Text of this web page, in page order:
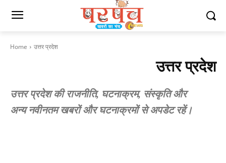
Home उत्तर प्रदेश
उत्तर प्रदेश
उत्तर प्रदेश की राजनीति, घटनाक्रम, संस्कृति और
अन्य नवीनतम खबरों और घटनाक्रमों से अपडेट रहें।